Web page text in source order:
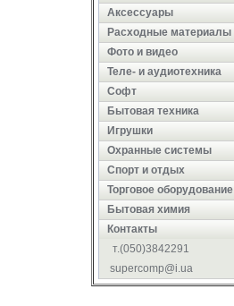
Аксессуары
Расходные материалы
Фото и видео
Теле- и аудиотехника
Софт
Бытовая техника
Игрушки
Охранные системы
Cпорт и отдых
Торговое оборудование
Бытовая химия
Контакты
т.(050)3842291
supercomp@i.ua